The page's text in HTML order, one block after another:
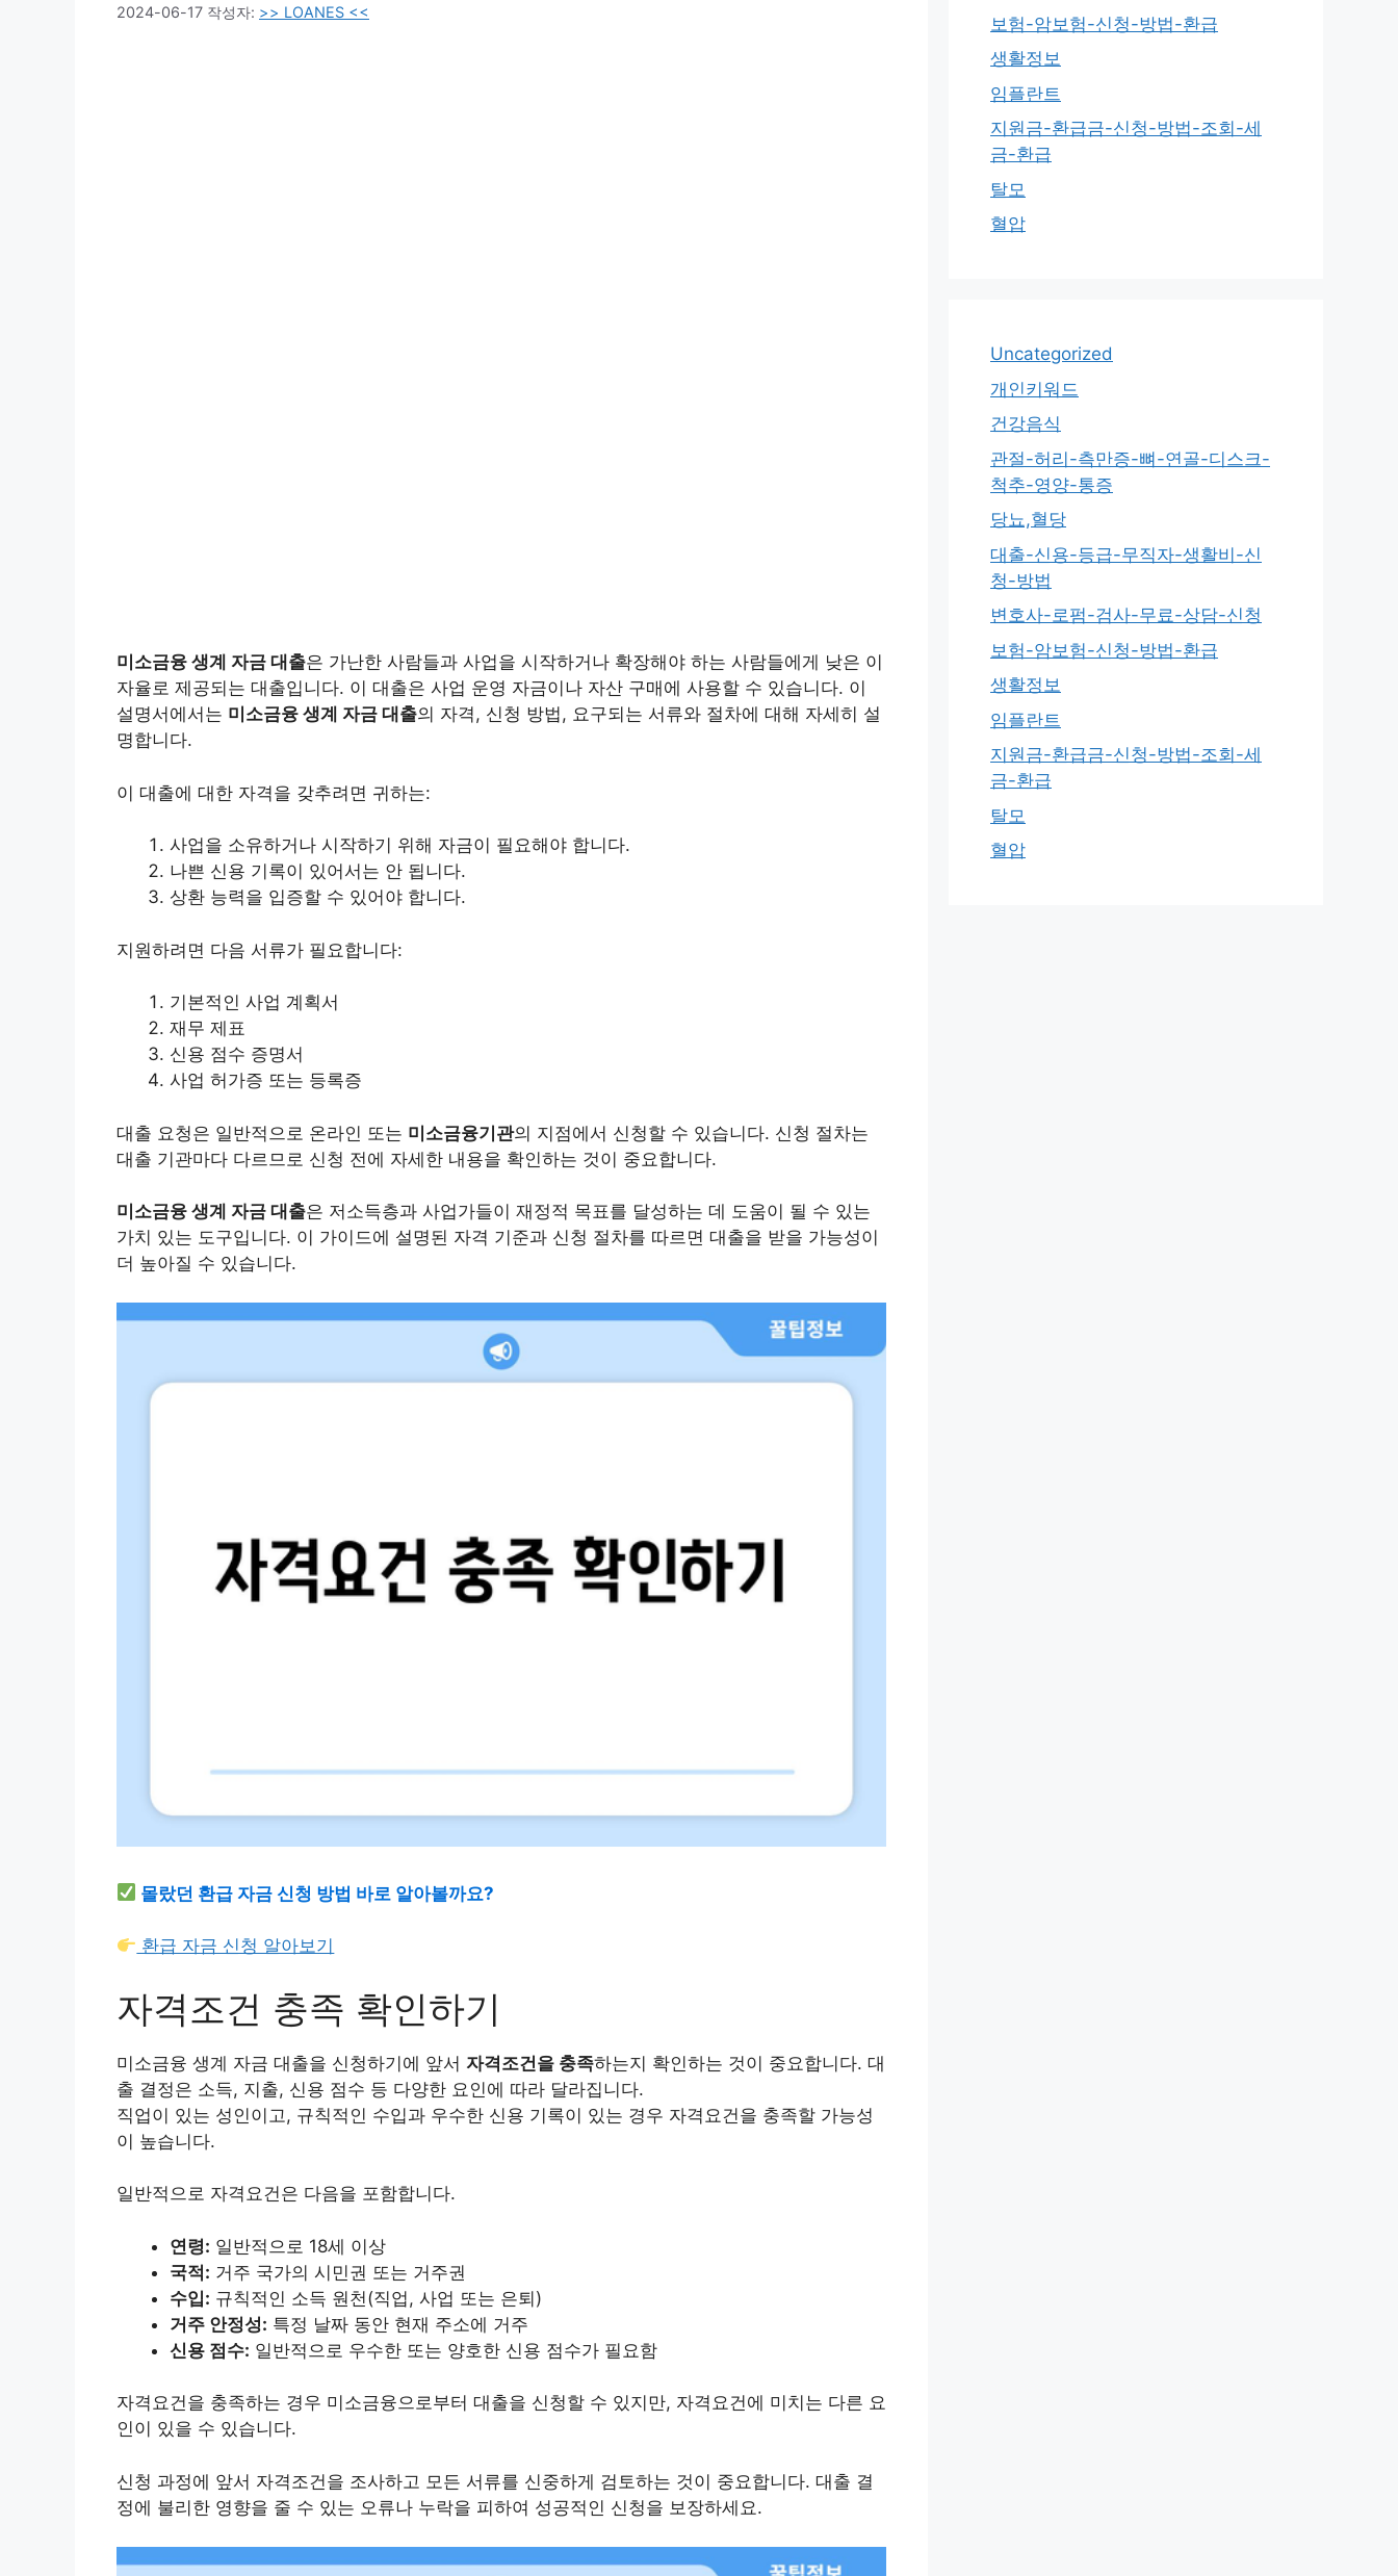
2024-06-17 작성자: >> LOANES <<
미소금융 생계 자금 대출은 가난한 사람들과 사업을 시작하거나 확장해야 하는 사람들에게 낮은 이
자율로 제공되는 대출입니다. 이 대출은 사업 운영 자금이나 자산 구매에 사용할 수 있습니다. 이
설명서에서는 미소금융 생계 자금 대출의 자격, 신청 방법, 요구되는 서류와 절차에 대해 자세히 설
명합니다.
이 대출에 대한 자격을 갖추려면 귀하는:
사업을 소유하거나 시작하기 위해 자금이 필요해야 합니다.
나쁜 신용 기록이 있어서는 안 됩니다.
상환 능력을 입증할 수 있어야 합니다.
지원하려면 다음 서류가 필요합니다:
기본적인 사업 계획서
재무 제표
신용 점수 증명서
사업 허가증 또는 등록증
대출 요청은 일반적으로 온라인 또는 미소금융기관의 지점에서 신청할 수 있습니다. 신청 절차는
대출 기관마다 다르므로 신청 전에 자세한 내용을 확인하는 것이 중요합니다.
미소금융 생계 자금 대출은 저소득층과 사업가들이 재정적 목표를 달성하는 데 도움이 될 수 있는
가치 있는 도구입니다. 이 가이드에 설명된 자격 기준과 신청 절차를 따르면 대출을 받을 가능성이
더 높아질 수 있습니다.
몰랐던 환급 자금 신청 방법 바로 알아볼까요?
환급 자금 신청 알아보기
자격조건 충족 확인하기
미소금융 생계 자금 대출을 신청하기에 앞서 자격조건을 충족하는지 확인하는 것이 중요합니다. 대
출 결정은 소득, 지출, 신용 점수 등 다양한 요인에 따라 달라집니다.
직업이 있는 성인이고, 규칙적인 수입과 우수한 신용 기록이 있는 경우 자격요건을 충족할 가능성
이 높습니다.
일반적으로 자격요건은 다음을 포함합니다.
연령: 일반적으로 18세 이상
국적: 거주 국가의 시민권 또는 거주권
수입: 규칙적인 소득 원천(직업, 사업 또는 은퇴)
거주 안정성: 특정 날짜 동안 현재 주소에 거주
신용 점수: 일반적으로 우수한 또는 양호한 신용 점수가 필요함
자격요건을 충족하는 경우 미소금융으로부터 대출을 신청할 수 있지만, 자격요건에 미치는 다른 요
인이 있을 수 있습니다.
신청 과정에 앞서 자격조건을 조사하고 모든 서류를 신중하게 검토하는 것이 중요합니다. 대출 결
정에 불리한 영향을 줄 수 있는 오류나 누락을 피하여 성공적인 신청을 보장하세요.
보험-암보험-신청-방법-환급
생활정보
임플란트
지원금-환급금-신청-방법-조회-세
금-환급
탈모
혈압
Uncategorized
개인키워드
건강음식
관절-허리-측만증-뼈-연골-디스크-
척추-영양-통증
당뇨,혈당
대출-신용-등급-무직자-생활비-신
청-방법
변호사-로펌-검사-무료-상담-신청
보험-암보험-신청-방법-환급
생활정보
임플란트
지원금-환급금-신청-방법-조회-세
금-환급
탈모
혈압